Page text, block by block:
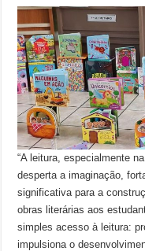
“A leitura, especialmente
desperta a imaginação,
significativa para a
obras literárias aos
simples acesso à leitura:
impulsiona o